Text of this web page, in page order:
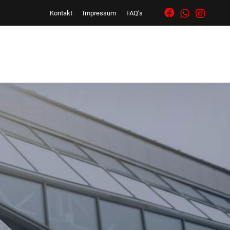
Kontakt Impressum FAQ’s